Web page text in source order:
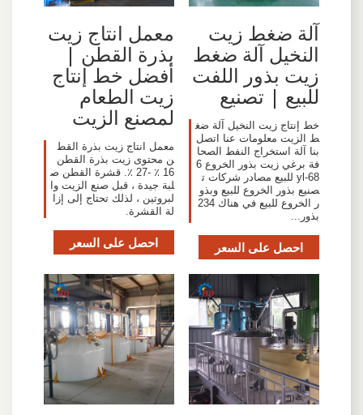
آلة ضغط زيت
النخيل آلة ضغط
زيت بذور اللفت
للبيع | تصنيع
خط إنتاج زيت النخيل آلة ضغ
ط الزيت معلومات عنا اتصل
بنا آلة استخراج النفط الصحا
فة برغي زيت بذور الخروع 6
yl-68 للبيع مصادر شركات ت
صنيع بذور الخروع للبيع وبذو
ر الخروع للبيع في هناك 234
بذور...
احصل على السعر
معمل انتاج زيت
بذرة القطن |
أفضل خط إنتاج
زيت الطعام
لمصنع الزيت
معمل انتاج زيت بذرة القط
ن محتوى زيت بذرة القطن
16 ٪ -27 ٪. قشرة القطن ص
لبة جيدة ، قبل صنع الزيت وا
لبروتين ، لذلك تحتاج إلى إزا
لة القشرة.
احصل على السعر